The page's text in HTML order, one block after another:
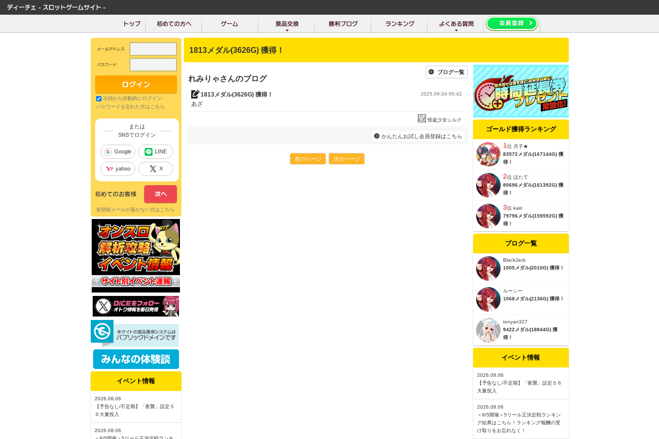
1813メダル(3626G) 獲得！
れみりゃさんのブログ
ブログ一覧
1813メダル(3626G) 獲得！ 2025.09.04 00:42
あざ
怪盗少女シルク
かんたんお試し会員登録はこちら
前のページ 次のページ
ゴールド獲得ランキング
1位 月子★
83572メダル(167144G) 獲
得！
2位 ほたて
80696メダル(161392G) 獲
得！
3位 kairi
79796メダル(159592G) 獲
得！
ブログ一覧
BlackJack
1005メダル(2010G) 獲得！
ルーシー
1068メダル(2136G) 獲得！
tonyan327
9422メダル(18844G) 獲
得！
イベント情報
2026.08.06
【予告なし/不定期】「夜襲」設定５６
大量投入
2026.08.06
＜8/5開催＞5リール王決定戦ランキン
グ結果はこちら！ランキング報酬の受
け取りをお忘れなく！
次回から自動的にログイン
パスワードを忘れた方はこちら
または
SNSでログイン
Google LINE
yahoo X
仮登録メールが届かない方はこちら
イベント情報
2026.08.06
【予告なし/不定期】「夜襲」設定５
６大量投入
2026.08.06